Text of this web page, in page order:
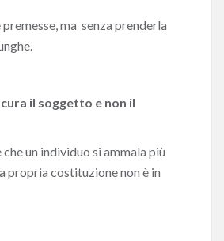
ma senza prenderla
il soggetto e non il
un individuo si ammala più
propria costituzione non è in